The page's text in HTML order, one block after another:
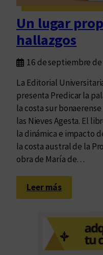
Un lugar
hallazgos
16 de septiembre de
La Editorial
presenta Predicar la
la costa sur
las Nieves Agesta. El
la dinámica e impacto
la costa austral de la
obra de María de…
Leer más:
U
u
g